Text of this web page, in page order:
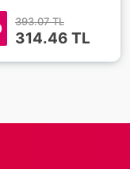
393.07 TL
314.46 TL